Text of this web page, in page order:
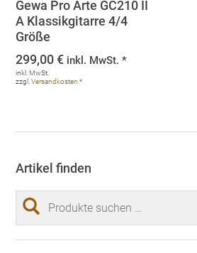
Gewa Pro Arte GC210 II
A Klassikgitarre 4/4
Größe
299,00€ inkl. MwSt. *
inkl. MwSt.
zzgl.Versandkosten *
Artikel finden
Suchen
nach: